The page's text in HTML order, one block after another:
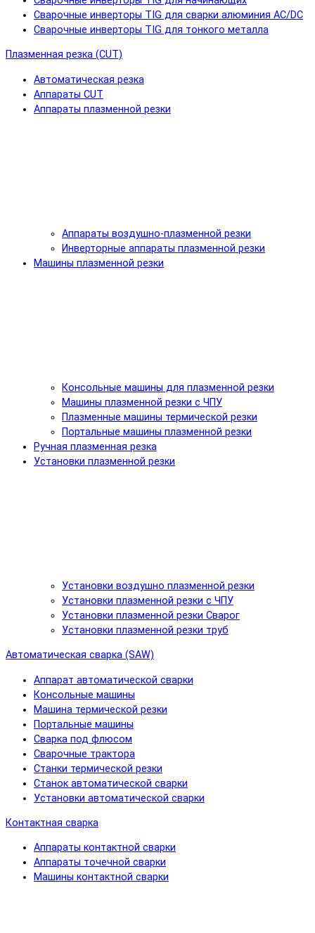
Сварочные инверторы TIG для сварки алюминия AC/DC
Сварочные инверторы TIG для тонкого металла
Плазменная резка (CUT)
Автоматическая резка
Аппараты CUT
Аппараты плазменной резки
Аппараты воздушно-плазменной резки
Инверторные аппараты плазменной резки
Машины плазменной резки
Консольные машины для плазменной резки
Машины плазменной резки с ЧПУ
Плазменные машины термической резки
Портальные машины плазменной резки
Ручная плазменная резка
Установки плазменной резки
Установки воздушно плазменной резки
Установки плазменной резки с ЧПУ
Установки плазменной резки Сварог
Установки плазменной резки труб
Автоматическая сварка (SAW)
Аппарат автоматической сварки
Консольные машины
Машина термической резки
Портальные машины
Сварка под флюсом
Сварочные трактора
Станки термической резки
Станок автоматической сварки
Установки автоматической сварки
Контактная сварка
Аппараты контактной сварки
Аппараты точечной сварки
Машины контактной сварки